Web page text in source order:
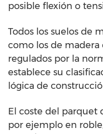
posible flexión o
Todos los suelos de
como los de madera
regulados por la
establece su
lógica de
El coste del parquet
por ejemplo en